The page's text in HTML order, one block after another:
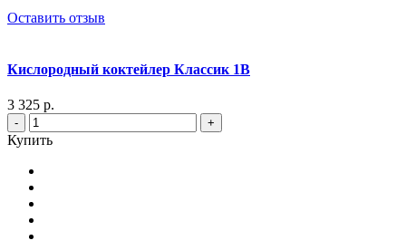
Оставить отзыв
Кислородный коктейлер Классик 1В
3 325 р.
- +
Купить